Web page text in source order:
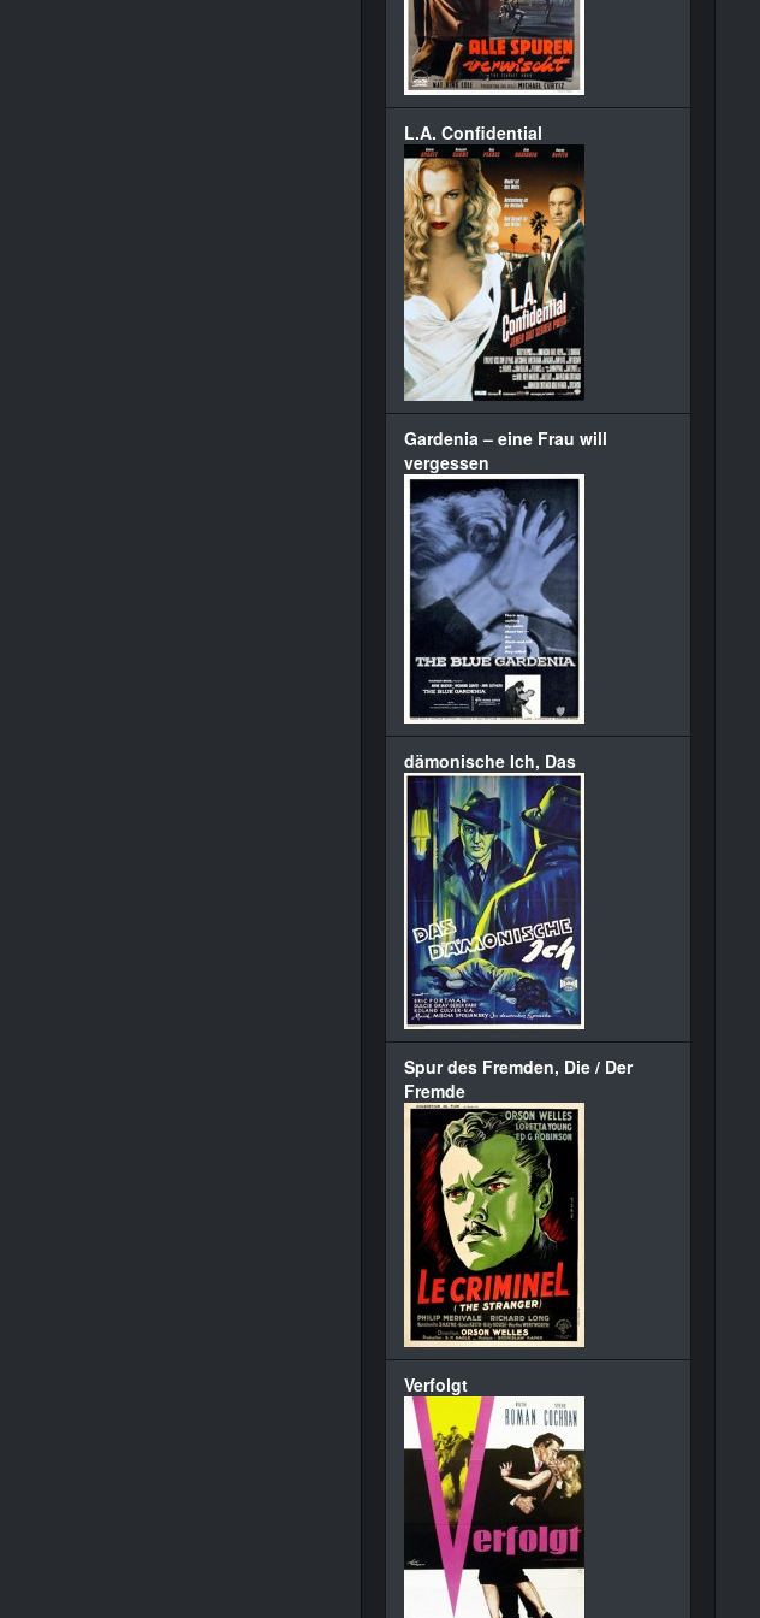
L.A. Confidential
Gardenia – eine Frau will
vergessen
dämonische Ich, Das
Spur des Fremden, Die / Der
Fremde
Verfolgt